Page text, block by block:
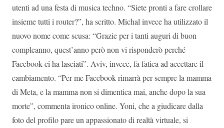
utenti ad una festa di musica techno. “Siete pronti a fare crollare
insieme tutti i router?”, ha scritto. Michal invece ha utilizzato il
nuovo nome come scusa: “Grazie per i tanti auguri di buon
compleanno, quest’anno però non vi risponderò perché
Facebook ci ha lasciati”. Aviv, invece, fa fatica ad accettare il
cambiamento. “Per me Facebook rimarrà per sempre la mamma
di Meta, e la mamma non si dimentica mai, anche dopo la sua
morte”, commenta ironico online. Yoni, che a giudicare dalla
foto del profilo pare un appassionato di realtà virtuale, si